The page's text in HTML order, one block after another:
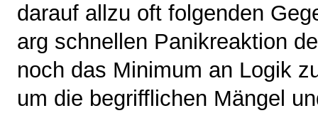
darauf allzu oft folgenden
arg schnellen Panikreaktion
noch das Minimum an Logik
um die begrifflichen Mängel